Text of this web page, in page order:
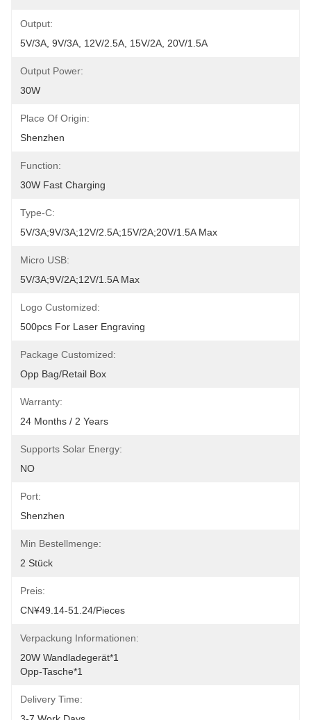
Output:
5V/3A, 9V/3A, 12V/2.5A, 15V/2A, 20V/1.5A
Output Power:
30W
Place Of Origin:
Shenzhen
Function:
30W Fast Charging
Type-C:
5V/3A;9V/3A;12V/2.5A;15V/2A;20V/1.5A Max
Micro USB:
5V/3A;9V/2A;12V/1.5A Max
Logo Customized:
500pcs For Laser Engraving
Package Customized:
Opp Bag/Retail Box
Warranty:
24 Months / 2 Years
Supports Solar Energy:
NO
Port:
Shenzhen
Min Bestellmenge:
2 Stück
Preis:
CN¥49.14-51.24/pieces
Verpackung Informationen:
20W Wandladegerät*1
Opp-Tasche*1
Delivery Time: